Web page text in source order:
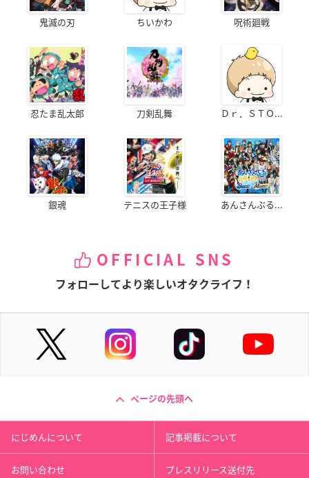
鬼滅の刃 ちいかわ 呪術廻戦
忍たま乱太郎 刀剣乱舞 Ｄｒ．ＳＴＯ...
銀魂 テニスの王子様 あんさんぶる...
OFFICIAL SNS
フォローしてより楽しいオタクライフ！
ページの先頭へ
にじめんについて 記事掲載について
お問い合わせ プレスリリース送付先